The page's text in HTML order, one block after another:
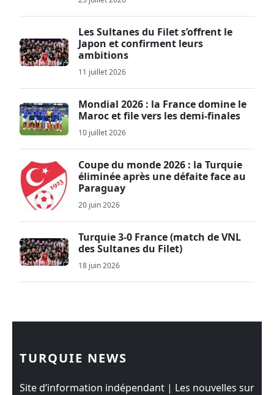
Les Sultanes du Filet s’offrent le
Japon et confirment leurs
ambitions
11 juillet 2026
Mondial 2026 : la France domine le
Maroc et file vers les demi-finales
10 juillet 2026
Coupe du monde 2026 : la Turquie
éliminée après une défaite face au
Paraguay
20 juin 2026
Turquie 3-0 France (match de VNL
des Sultanes du Filet)
18 juin 2026
TURQUIE NEWS
Site d’information indépendant | Les nouvelles sur